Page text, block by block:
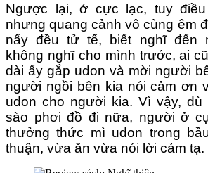
Ngược lại, ở cực lạc, tuy
nhưng quang cảnh vô cùng êm
nấy đều tử tế, biết nghĩ đến
không nghĩ cho mình trước, ai
dài ấy gắp udon và mời người
người ngồi bên kia nói cảm ơn
udon cho người kia. Vì vậy,
sào phơi đồ đi nữa, người ở
thưởng thức mì udon trong
thuận, vừa ăn vừa nói lời cảm tạ.